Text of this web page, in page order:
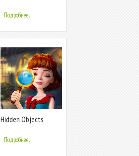
Подробнее...
Hidden Objects
Подробнее...